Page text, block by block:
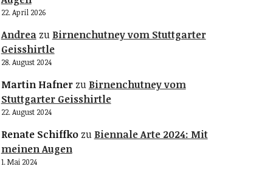
22. April 2026
Andreazu Birnenchutney vom Stuttgarter
Geisshirtle
28. August 2024
Martin Hafnerzu Birnenchutney vom
Stuttgarter Geisshirtle
22. August 2024
Renate Schiffkozu Biennale Arte 2024: Mit
meinen Augen
1. Mai 2024